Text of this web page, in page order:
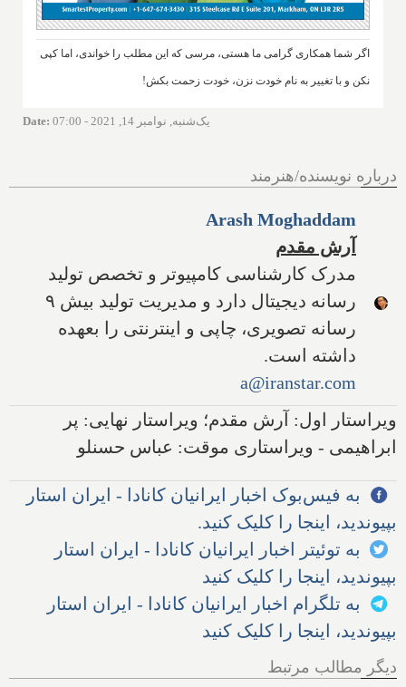
اگر شما همکاری گرامی ما هستی، مرسی که این مطلب را خواندی، اما کپی
نکن و با تغییر به نام خودت نزن، خودت زحمت بکش!
Date: یک‌شنبه, نوامبر 14, 2021 - 07:00
درباره نویسنده/هنرمند
Arash Moghaddam
آرش مقدم
مدرک کارشناسی کامپیوتر و تخصص تولید
رسانه دیجیتال دارد و مدیریت تولید بیش ۹
رسانه تصویری، چاپی و اینترنتی را بعهده
داشته است.
a@iranstar.com
ویراستار اول: آرش مقدم؛ ویراستار نهایی: پر
ابراهیمی - ویراستاری موقت: عباس حسنلو
به فیس‌بوک اخبار ایرانیان کانادا - ایران استار
بپیوندید، اینجا را کلیک کنید.
به توئیتر اخبار ایرانیان کانادا - ایران استار
بپیوندید، اینجا را کلیک کنید
به تلگرام اخبار ایرانیان کانادا - ایران استار
بپیوندید، اینجا را کلیک کنید
دیگر مطالب مرتبط